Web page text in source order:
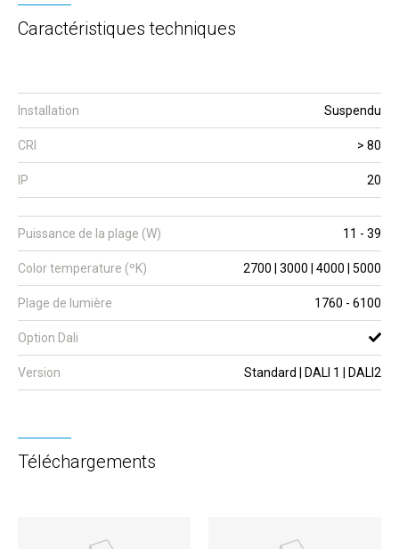
Caractéristiques techniques
Installation Suspendu
CRI > 80
IP 20
Puissance de la plage (W) 11 - 39
Color temperature (ºK) 2700 | 3000 | 4000 | 5000
Plage de lumière 1760 - 6100
Option Dali
Version Standard | DALI 1 | DALI2
Téléchargements